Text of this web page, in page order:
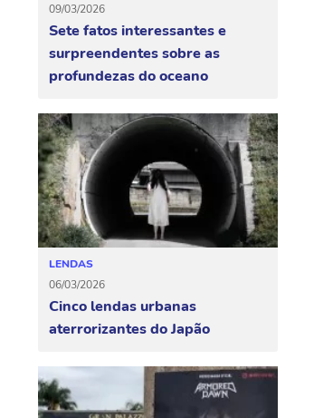
09/03/2026
Sete fatos interessantes e
surpreendentes sobre as
profundezas do oceano
LENDAS
06/03/2026
Cinco lendas urbanas
aterrorizantes do Japão